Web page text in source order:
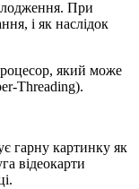
При
і як наслідок
який може
Threading).
гарну картинку як
відеокарти